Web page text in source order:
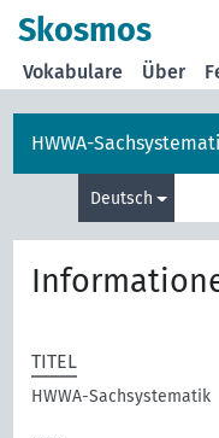
Skosmos
Vokabulare Über
HWWA-
Deutsch
TITEL
HWWA-Sachsystematik